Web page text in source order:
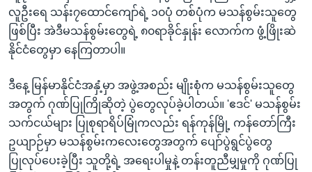
လူဦးရေ သန်း၇ထောင်ကျော်ရဲ့ ၁၀ပုံ တစ်ပုံက မသန်စွမ်းသူတွေ
ဖြစ်ပြီး အဲဒီမသန်စွမ်းတွေရဲ့ ၈၀ရာခိုင်နှုန်း လောက်က ဖွံ့ဖြိုးဆဲ
နိုင်ငံတွေမှာ နေကြတာပါ။
ဒီနေ့ မြန်မာနိုင်ငံအနှံ့မှာ အဖွဲ့အစည်း မျိုးစုံက မသန်စွမ်းသူတွေ
အတွက် ဂုဏ်ပြုကြိုဆိုတဲ့ ပွဲတွေလုပ်ခဲ့ပါတယ်။ 'ဧဒင်' မသန်စွမ်း
သက်ငယ်များ ပြုစုရာရိပ်မြုံကလည်း ရန်ကုန်မြို့ ကန်တော်ကြီး
ဥယျာဉ်မှာ မသန်စွမ်းကလေးတွေအတွက် ပျော်ပွဲရွင်ပွဲတွေ
ပြုလုပ်ပေးခဲ့ပြီး သူတို့ရဲ့ အရေးပါမှုနဲ့ တန်းတူညီမျှမှုကို ဂုဏ်ပြု